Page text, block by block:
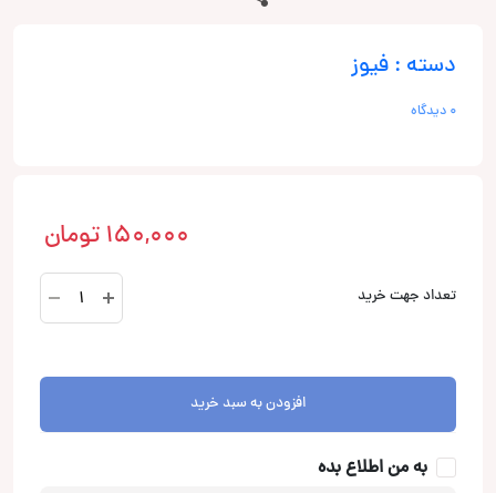
دسته : فیوز
0 دیدگاه
150,000 تومان
تعداد جهت خرید
فیوز
80
افزودن به سبد خرید
به من اطلاع بده